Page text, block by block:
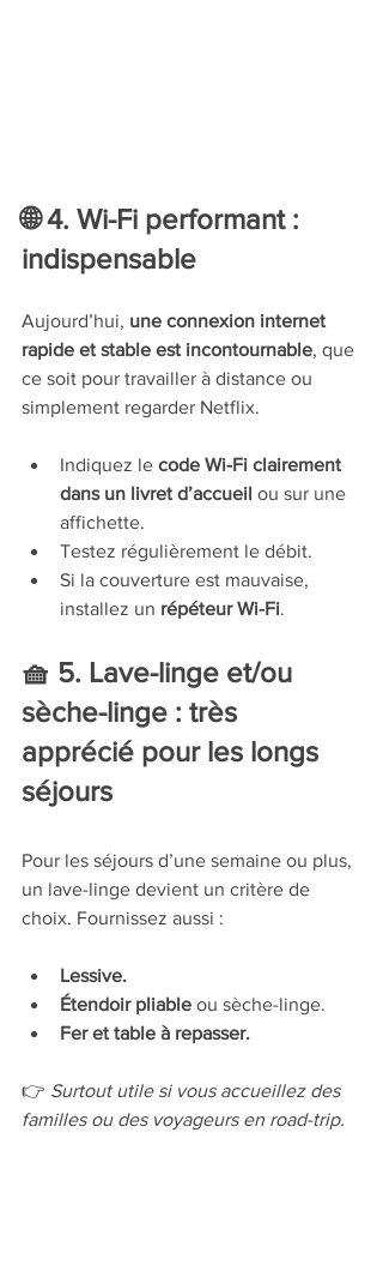
🌐 4. Wi-Fi performant :
indispensable
Aujourd’hui, une connexion internet
rapide et stable est incontournable, que
ce soit pour travailler à distance ou
simplement regarder Netflix.
Indiquez le code Wi-Fi clairement
dans un livret d’accueil ou sur une
affichette.
Testez régulièrement le débit.
Si la couverture est mauvaise,
installez un répéteur Wi-Fi.
🧺 5. Lave-linge et/ou
sèche-linge : très
apprécié pour les longs
séjours
Pour les séjours d’une semaine ou plus,
un lave-linge devient un critère de
choix. Fournissez aussi :
Lessive.
Étendoir pliable ou sèche-linge.
Fer et table à repasser.
👉 Surtout utile si vous accueillez des
familles ou des voyageurs en road-trip.